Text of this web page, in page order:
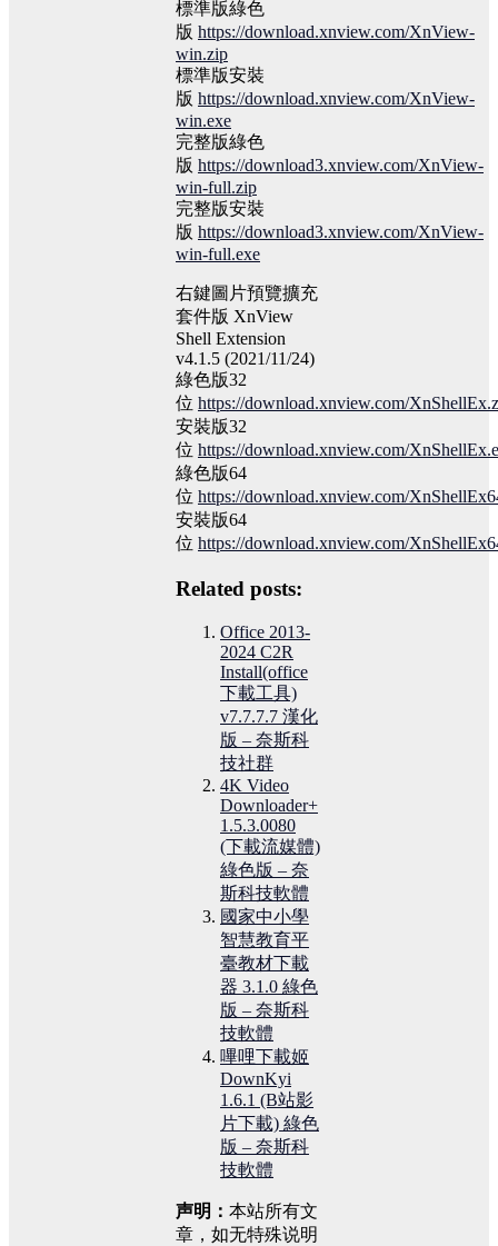
標準版綠色
版 https://download.xnview.com/XnView-
win.zip
標準版安裝
版 https://download.xnview.com/XnView-
win.exe
完整版綠色
版 https://download3.xnview.com/XnView-
win-full.zip
完整版安裝
版 https://download3.xnview.com/XnView-
win-full.exe
右鍵圖片預覽擴充
套件版 XnView
Shell Extension
v4.1.5 (2021/11/24)
綠色版32
位 https://download.xnview.com/
安裝版32
位 https://download.xnview.com/
綠色版64
位 https://download.xnview.com/
安裝版64
位 https://download.xnview.com/
Related posts:
Office 2013-
2024 C2R
Install(office
下載工具)
v7.7.7.7 漢化
版 – 奈斯科
技社群
4K Video
Downloader+
1.5.3.0080
(下載流媒體)
綠色版 – 奈
斯科技軟體
國家中小學
智慧教育平
臺教材下載
器 3.1.0 綠色
版 – 奈斯科
技軟體
嗶哩下載姬
DownKyi
1.6.1 (B站影
片下載) 綠色
版 – 奈斯科
技軟體
声明： 本站所有文
章，如无特殊说明